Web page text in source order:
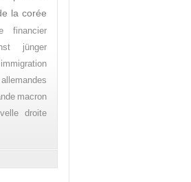
la corée
financier
jünger
immigration
macron
droite